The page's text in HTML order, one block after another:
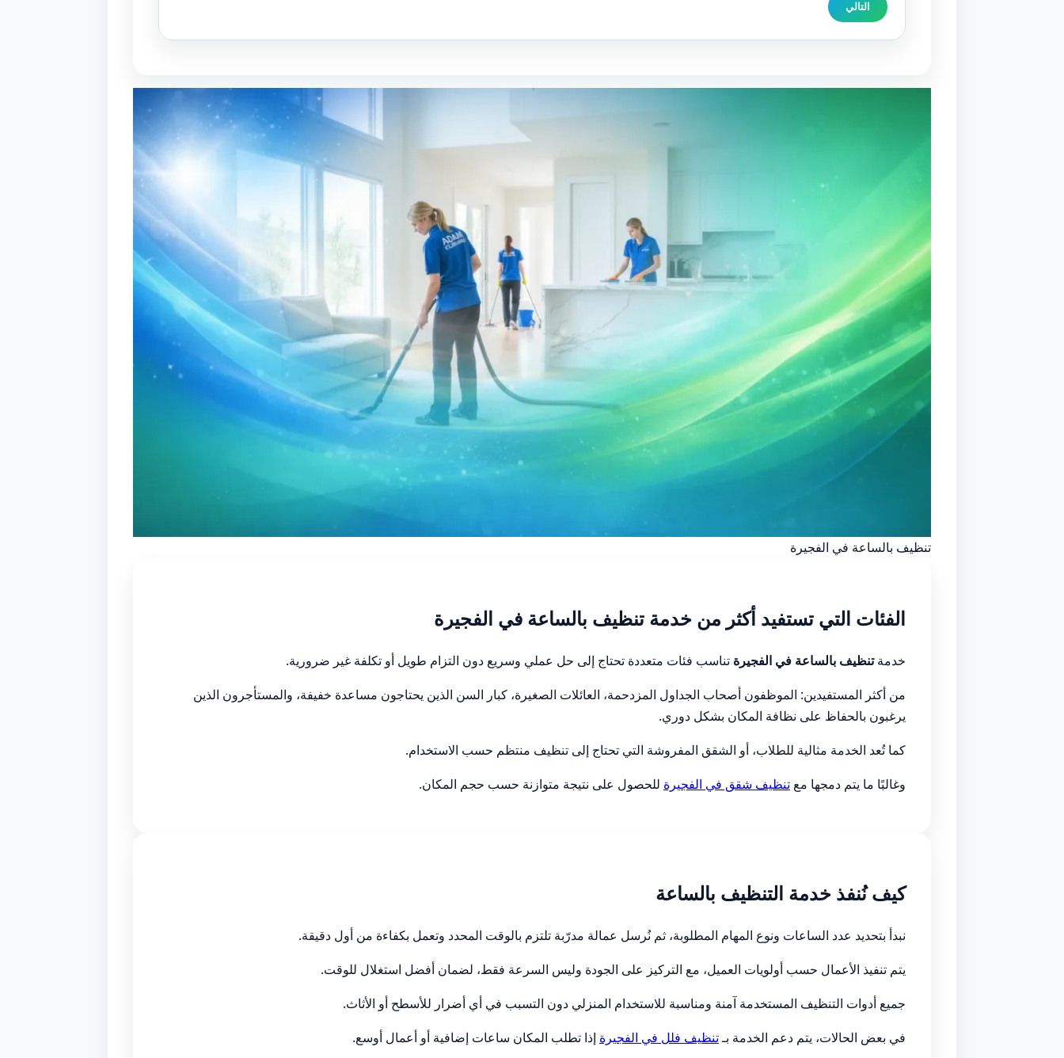
التالي
تنظيف بالساعة في الفجيرة
الفئات التي تستفيد أكثر من خدمة تنظيف بالساعة في الفجيرة
خدمةتنظيف بالساعة في الفجيرة تناسب فئات متعددة تحتاج إلى حل عملي وسريع دون التزام طويل أو تكلفة غير ضرورية.
من أكثر المستفيدين: الموظفون أصحاب الجداول المزدحمة، العائلات الصغيرة، كبار السن الذين يحتاجون مساعدة خفيفة، والمستأجرون الذين
يرغبون بالحفاظ على نظافة المكان بشكل دوري.
كما تُعد الخدمة مثالية للطلاب، أو الشقق المفروشة التي تحتاج إلى تنظيف منتظم حسب الاستخدام.
وغالبًا ما يتم دمجها مع تنظيف شقق في الفجيرة للحصول على نتيجة متوازنة حسب حجم المكان.
كيف نُنفذ خدمة التنظيف بالساعة
نبدأ بتحديد عدد الساعات ونوع المهام المطلوبة، ثم نُرسل عمالة مدرّبة تلتزم بالوقت المحدد وتعمل بكفاءة من أول دقيقة.
يتم تنفيذ الأعمال حسب أولويات العميل، مع التركيز على الجودة وليس السرعة فقط، لضمان أفضل استغلال للوقت.
جميع أدوات التنظيف المستخدمة آمنة ومناسبة للاستخدام المنزلي دون التسبب في أي أضرار للأسطح أو الأثاث.
في بعض الحالات، يتم دعم الخدمة بـتنظيف فلل في الفجيرة إذا تطلب المكان ساعات إضافية أو أعمال أوسع.